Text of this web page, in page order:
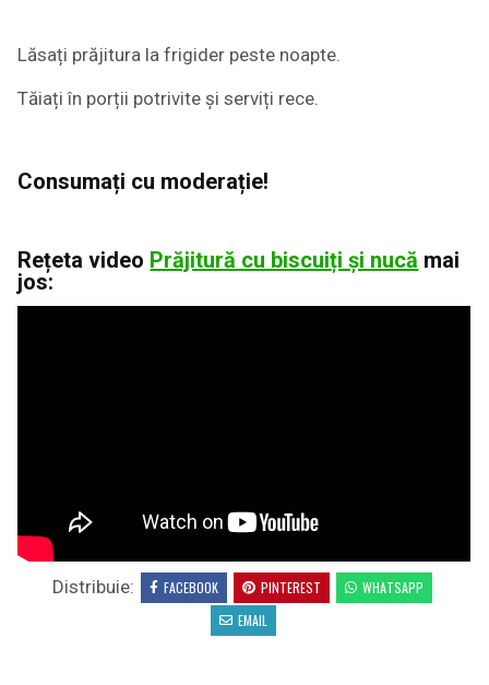
Lăsați prăjitura la frigider peste noapte.
Tăiați în porții potrivite și serviți rece.
Consumați cu moderație!
Rețeta video Prăjitură cu biscuiți și nucă mai
jos:
Distribuie: FACEBOOK PINTEREST
WHATSAPP
EMAIL